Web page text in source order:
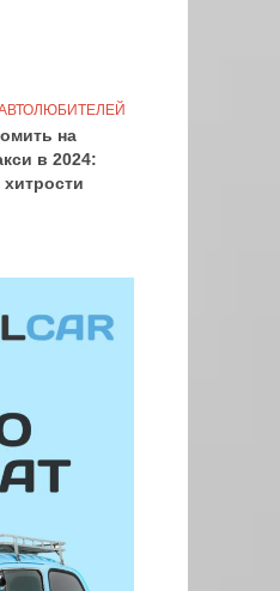
на
в 2024: